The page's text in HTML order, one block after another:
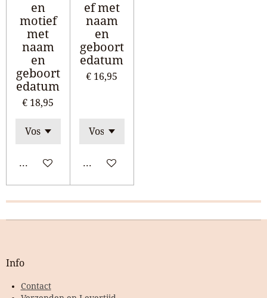
en
motief
met
naam
en
geboort
edatum
€ 18,95
Bekijk details
ef met
naam
en
geboort
edatum
€ 16,95
Bekijk details
Info
Contact